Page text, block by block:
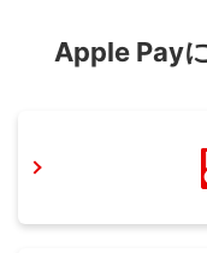
Apple Pay